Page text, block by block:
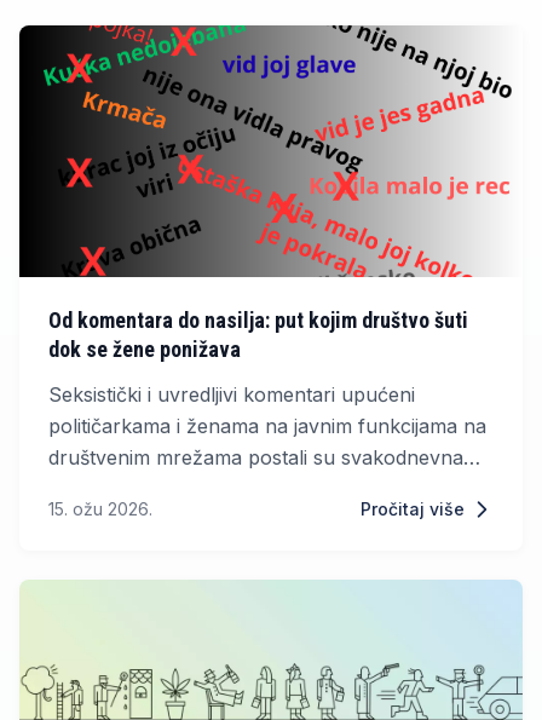
Od komentara do nasilja: put kojim društvo šuti
dok se žene ponižava
Seksistički i uvredljivi komentari upućeni
političarkama i ženama na javnim funkcijama na
društvenim mrežama postali su svakodnevna
o njihovom radu, žene u javnom prostoru često
seksualiziranim opaskama koje najčešće dolaze
15. ožu 2026. Pročitaj više